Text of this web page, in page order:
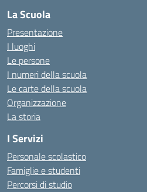
La Scuola
Presentazione
I luoghi
Le persone
I numeri della scuola
Le carte della scuola
Organizzazione
La storia
I Servizi
Personale scolastico
Famiglie e studenti
Percorsi di studio